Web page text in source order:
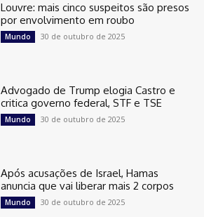
Louvre: mais cinco suspeitos são presos
por envolvimento em roubo
Mundo 30 de outubro de 2025
Advogado de Trump elogia Castro e
critica governo federal, STF e TSE
Mundo 30 de outubro de 2025
Após acusações de Israel, Hamas
anuncia que vai liberar mais 2 corpos
Mundo 30 de outubro de 2025